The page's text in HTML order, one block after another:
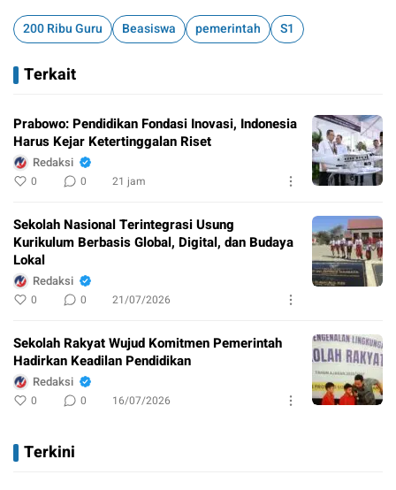
200 Ribu Guru Beasiswa pemerintah S1
Terkait
Prabowo: Pendidikan Fondasi Inovasi, Indonesia
Harus Kejar Ketertinggalan Riset
Redaksi
0 0 21 jam
Sekolah Nasional Terintegrasi Usung
Kurikulum Berbasis Global, Digital, dan Budaya
Lokal
Redaksi
0 0 21/07/2026
Sekolah Rakyat Wujud Komitmen Pemerintah
Hadirkan Keadilan Pendidikan
Redaksi
0 0 16/07/2026
Terkini